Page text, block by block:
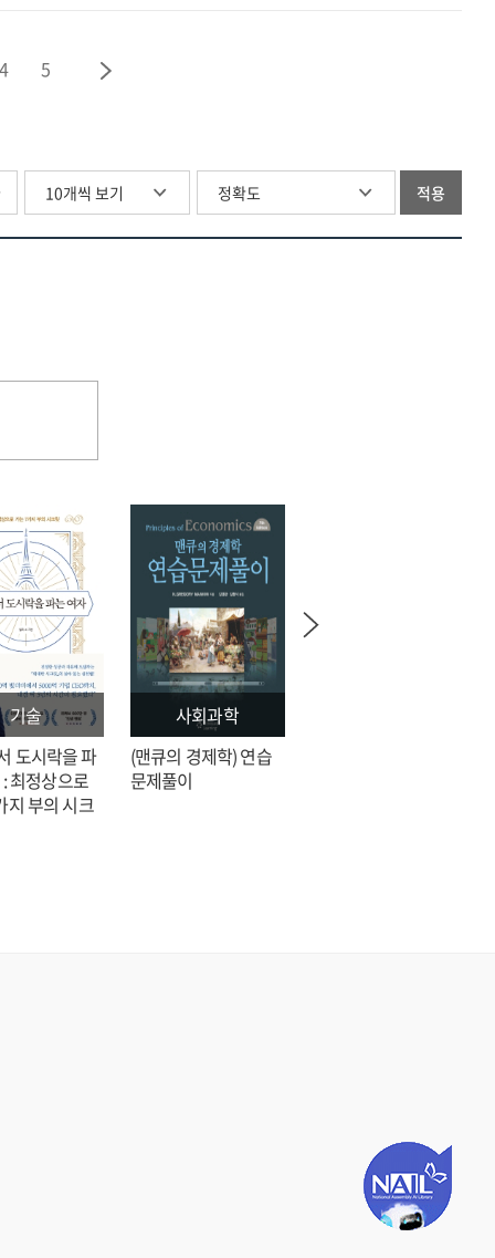
4 5
적용
기술
도시락을 파
최정상으로
지 부의 시크
사회과학
(맨큐의 경제학) 연습
문제풀이